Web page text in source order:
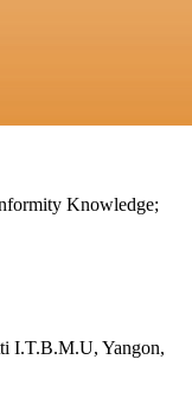
Knowledge;
I.T.B.M.U, Yangon,